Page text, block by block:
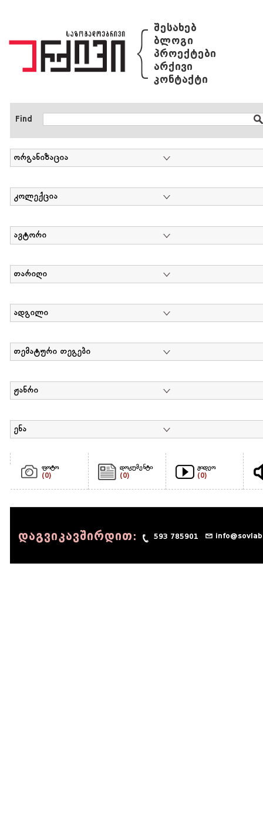
{ შესახებ
ბლოგი
პროექტები
არქივი
კონტაქტი
Find
ორგანიზაცია
კოლექცია
ავტორი
თარიღი
ადგილი
თემატური თეგები
ჟანრი
ენა
ფოტო
(0)
დოკუმენტი
(0)
ვიდეო
(0)
დაგვიკავშირდით: 593 785901